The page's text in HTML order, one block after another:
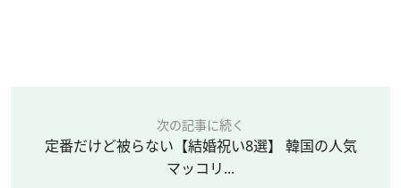
次の記事に続く
定番だけど被らない【結婚祝い8選】 韓国の人気
マッコリ...